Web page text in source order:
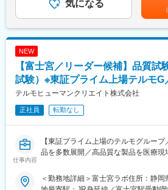
場を拡大しました。
また当社はクオリティの高い品質の実
ます。
かな生活に貢献する」昭和29年創業
に近づくために、受託メーカーとして
きました。
変更の範囲：会社の定める業務
策定を実施します。
また、製品開発部との距離が近く、お
発に取り入れながら、厚い信頼と盤石
■組織構成
工場の品質保証部として即戦力での
製品開発のスケジュールによって残
すが、所定労働時間を8時間換算で残
性があります。月給(月額)は固定手当
気になる
NEW
【富士宮／リーダー候補】品質試
試験）※東証プライム上場テルモG
テルモヒューマンクリエイト株式会社
正社員 転勤なし
仕事内容
【東証プライム上場のテルモグルー
品を多数展開／高品質な製品を医療現
■職務の特徴：マネージャーの領域と
とめるチームリーダーに携わっていた
＜勤務地詳細＞富士宮ラボ住所：静